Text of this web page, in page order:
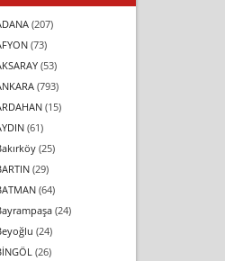
(207)
(73)
(53)
(793)
(15)
(61)
(25)
(29)
(64)
(24)
(24)
(26)